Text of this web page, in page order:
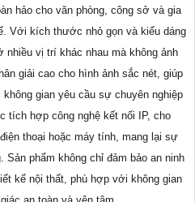
hảo cho văn phòng, công sở và gia
Với kích thước nhỏ gọn và kiểu dáng
nhiều vị trí khác nhau mà không ảnh
giải cao cho hình ảnh sắc nét, giúp
gian yêu cầu sự chuyên nghiệp
tích hợp công nghệ kết nối IP, cho
thoại hoặc máy tính, mang lại sự
phẩm không chỉ đảm bảo an ninh
kế nội thất, phù hợp với không gian